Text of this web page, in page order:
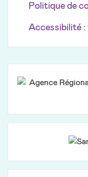
Politique de
Accessibilité